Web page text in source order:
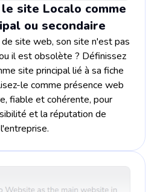
site Localo comme
ou secondaire
site web, son site n'est pas
il est obsolète ? Définissez
site principal lié à sa fiche
le comme présence web
fiable et cohérente, pour
et la réputation de
l'entreprise.